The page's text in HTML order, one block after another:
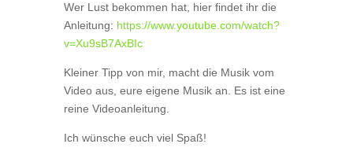
Wer Lust bekommen hat, hier findet ihr die
Anleitung: https://www.youtube.com/watch?
v=Xu9sB7AxBIc
Kleiner Tipp von mir, macht die Musik vom
Video aus, eure eigene Musik an. Es ist eine
reine Videoanleitung.
Ich wünsche euch viel Spaß!